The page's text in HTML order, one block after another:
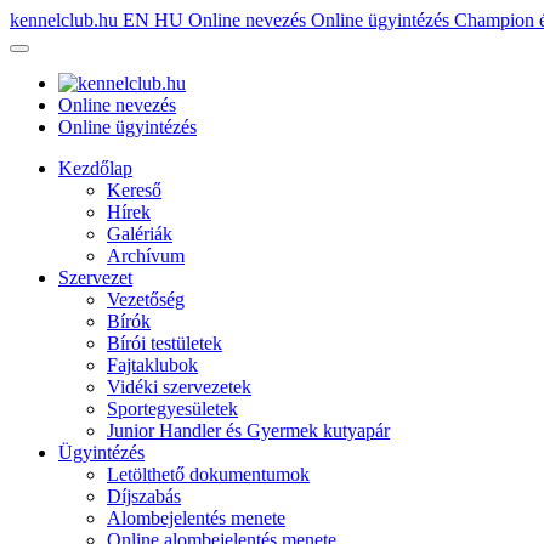
kennelclub.hu EN HU Online nevezés Online ügyintézés Champion
Online nevezés
Online ügyintézés
Kezdőlap
Kereső
Hírek
Galériák
Archívum
Szervezet
Vezetőség
Bírók
Bírói testületek
Fajtaklubok
Vidéki szervezetek
Sportegyesületek
Junior Handler és Gyermek kutyapár
Ügyintézés
Letölthető dokumentumok
Díjszabás
Alombejelentés menete
Online alombejelentés menete